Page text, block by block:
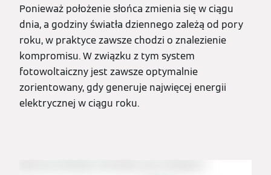
Ponieważ położenie słońca zmienia się w ciągu
dnia, a godziny światła dziennego zależą od pory
roku, w praktyce zawsze chodzi o znalezienie
kompromisu. W związku z tym system
fotowoltaiczny jest zawsze optymalnie
zorientowany, gdy generuje najwięcej energii
elektrycznej w ciągu roku.